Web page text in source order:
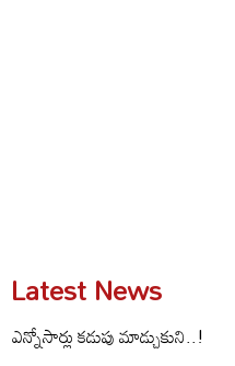
Latest News
ఎన్నోసార్లు కడుపు మాడ్చుకుని..!